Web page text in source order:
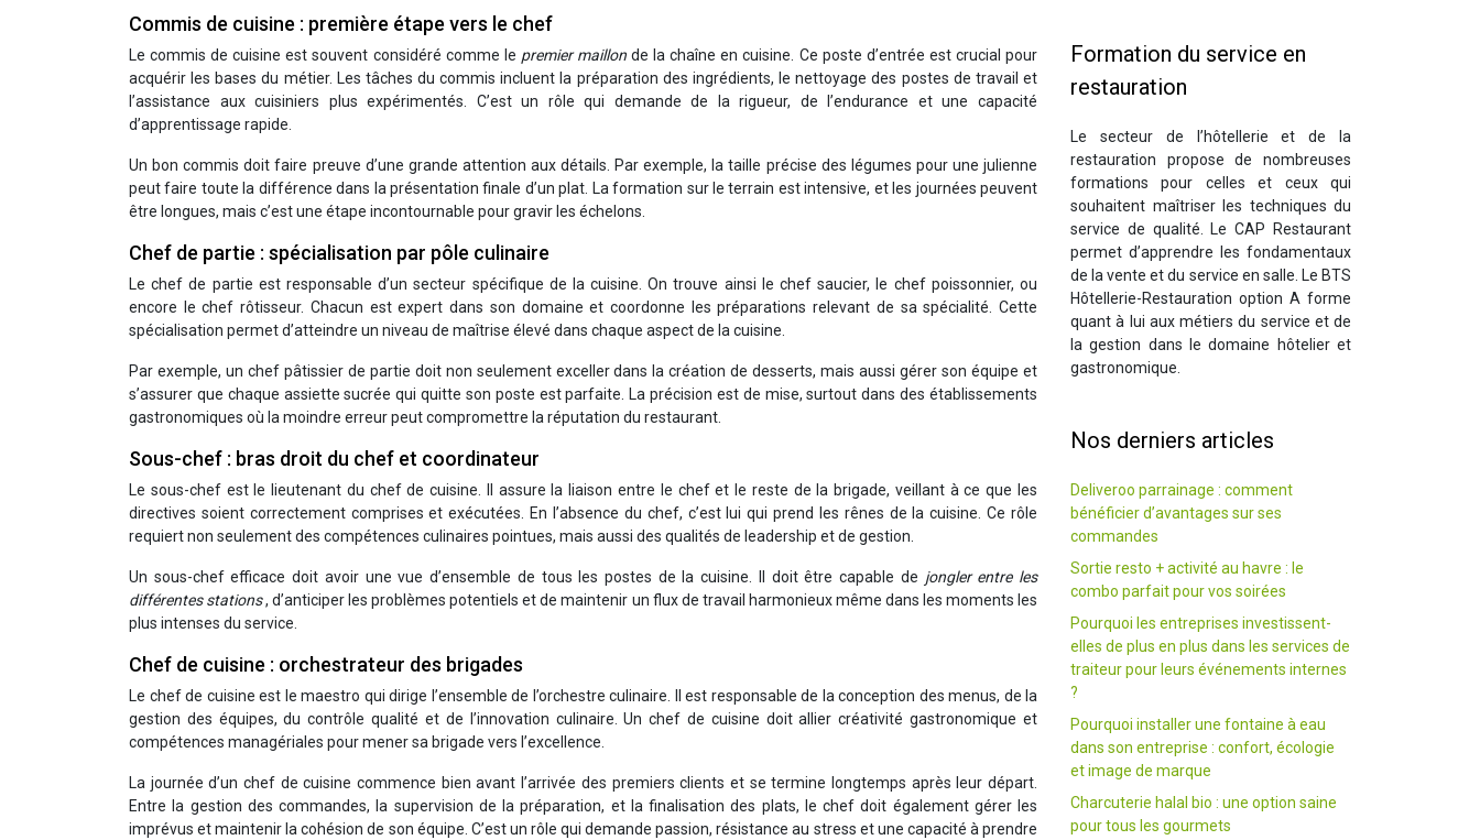
Commis de cuisine : première étape vers le chef
Le commis de cuisine est souvent considéré comme le premier maillonde la chaîne en cuisine. Ce poste d’entrée est crucial pour
acquérir les bases du métier. Les tâches du commis incluent la préparation des ingrédients, le nettoyage des postes de travail et
l’assistance aux cuisiniers plus expérimentés. C’est un rôle qui demande de la rigueur, de l’endurance et une capacité
d’apprentissage rapide.
Un bon commis doit faire preuve d’une grande attention aux détails. Par exemple, la taille précise des légumes pour une julienne
peut faire toute la différence dans la présentation finale d’un plat. La formation sur le terrain est intensive, et les journées peuvent
être longues, mais c’est une étape incontournable pour gravir les échelons.
Chef de partie : spécialisation par pôle culinaire
Le chef de partie est responsable d’un secteur spécifique de la cuisine. On trouve ainsi le chef saucier, le chef poissonnier, ou
encore le chef rôtisseur. Chacun est expert dans son domaine et coordonne les préparations relevant de sa spécialité. Cette
spécialisation permet d’atteindre un niveau de maîtrise élevé dans chaque aspect de la cuisine.
Par exemple, un chef pâtissier de partie doit non seulement exceller dans la création de desserts, mais aussi gérer son équipe et
s’assurer que chaque assiette sucrée qui quitte son poste est parfaite. La précision est de mise, surtout dans des établissements
gastronomiques où la moindre erreur peut compromettre la réputation du restaurant.
Sous-chef : bras droit du chef et coordinateur
Le sous-chef est le lieutenant du chef de cuisine. Il assure la liaison entre le chef et le reste de la brigade, veillant à ce que les
directives soient correctement comprises et exécutées. En l’absence du chef, c’est lui qui prend les rênes de la cuisine. Ce rôle
requiert non seulement des compétences culinaires pointues, mais aussi des qualités de leadership et de gestion.
Un sous-chef efficace doit avoir une vue d’ensemble de tous les postes de la cuisine. Il doit être capable de jongler entre les
différentes stations, d’anticiper les problèmes potentiels et de maintenir un flux de travail harmonieux même dans les moments les
plus intenses du service.
Chef de cuisine : orchestrateur des brigades
Le chef de cuisine est le maestro qui dirige l’ensemble de l’orchestre culinaire. Il est responsable de la conception des menus, de la
gestion des équipes, du contrôle qualité et de l’innovation culinaire. Un chef de cuisine doit allier créativité gastronomique et
compétences managériales pour mener sa brigade vers l’excellence.
La journée d’un chef de cuisine commence bien avant l’arrivée des premiers clients et se termine longtemps après leur départ.
Entre la gestion des commandes, la supervision de la préparation, et la finalisation des plats, le chef doit également gérer les
imprévus et maintenir la cohésion de son équipe. C’est un rôle qui demande passion, résistance au stress et une capacité à prendre
Formation du service en
restauration
Le secteur de l’hôtellerie et de la
restauration propose de nombreuses
formations pour celles et ceux qui
souhaitent maîtriser les techniques du
service de qualité. Le CAP Restaurant
permet d’apprendre les fondamentaux
de la vente et du service en salle. Le BTS
Hôtellerie-Restauration option A forme
quant à lui aux métiers du service et de
la gestion dans le domaine hôtelier et
gastronomique.
Nos derniers articles
Deliveroo parrainage : comment
bénéficier d’avantages sur ses
commandes
Sortie resto + activité au havre : le
combo parfait pour vos soirées
Pourquoi les entreprises investissent-
elles de plus en plus dans les services de
traiteur pour leurs événements internes
?
Pourquoi installer une fontaine à eau
dans son entreprise : confort, écologie
et image de marque
Charcuterie halal bio : une option saine
pour tous les gourmets